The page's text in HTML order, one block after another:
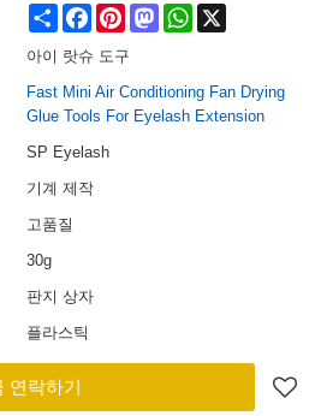
Share FacebookPinterestMastodonWhatsApp
아이 랏슈 도구
Fast Mini Air Conditioning Fan Drying
Glue Tools For Eyelash Extension
SP Eyelash
기계 제작
고품질
30g
판지 상자
플라스틱
연락하기